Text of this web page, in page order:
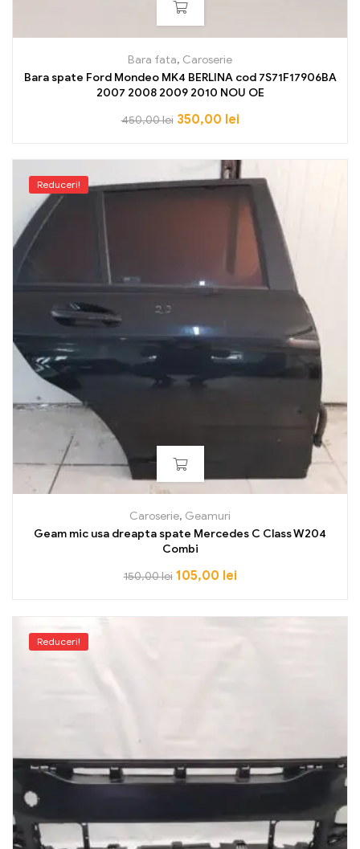
Bara fata, Caroserie
Bara spate Ford Mondeo MK4 BERLINA cod 7S71F17906BA
2007 2008 2009 2010 NOU OE
450,00lei 350,00 lei
Reduceri!
Caroserie, Geamuri
Geam mic usa dreapta spate Mercedes C Class W204
Combi
150,00lei 105,00 lei
Reduceri!